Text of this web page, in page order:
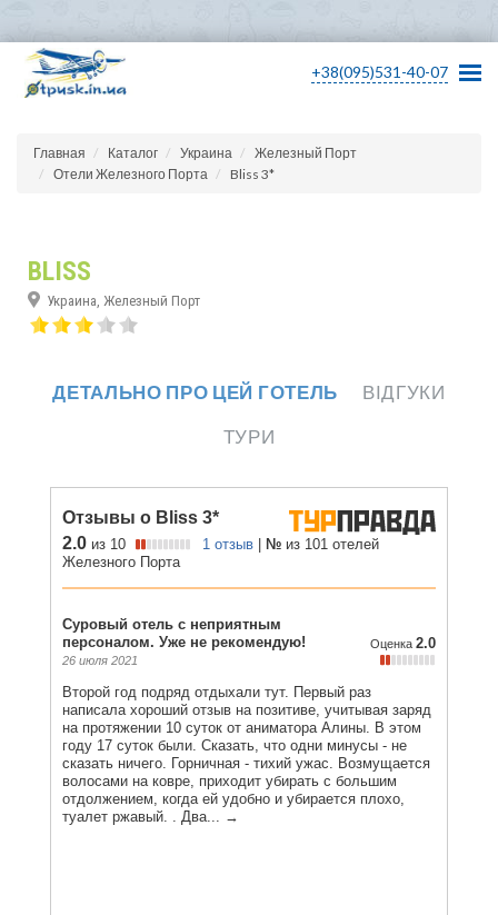
+38(095)531-40-07
Главная Каталог Украина
Железный Порт
Отели Железного Порта
Bliss 3*
BLISS
Украина, Железный Порт
ДЕТАЛЬНО ПРО ЦЕЙ ГОТЕЛЬ
ВІДГУКИ
ТУРИ